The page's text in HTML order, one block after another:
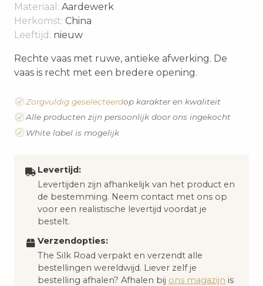
Materiaal: Aardewerk
Herkomst: China
Leeftijd: nieuw
Rechte vaas met ruwe, antieke afwerking. De
vaas is recht met een bredere opening.
Zorgvuldig geselecteerdop karakter en kwaliteit
Alle producten zijn persoonlijk door ons ingekocht
White label is mogelijk
Levertijd:
Levertijden zijn afhankelijk van het product en
de bestemming. Neem contact met ons op
voor een realistische levertijd voordat je
bestelt.
Verzendopties:
The Silk Road verpakt en verzendt alle
bestellingen wereldwijd. Liever zelf je
bestelling afhalen? Afhalen bij ons magazijn is